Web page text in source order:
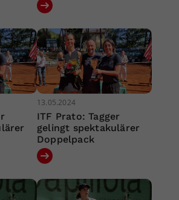
13.05.2024
ITF Prato: Tagger
gelingt spektakulärer
Doppelpack